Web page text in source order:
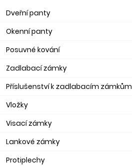
Dveřní panty
Okenní panty
Posuvné kování
Zadlabací zámky
Příslušenství k zadlabacím zámkům
Vložky
Visací zámky
Lankové zámky
Protiplechy